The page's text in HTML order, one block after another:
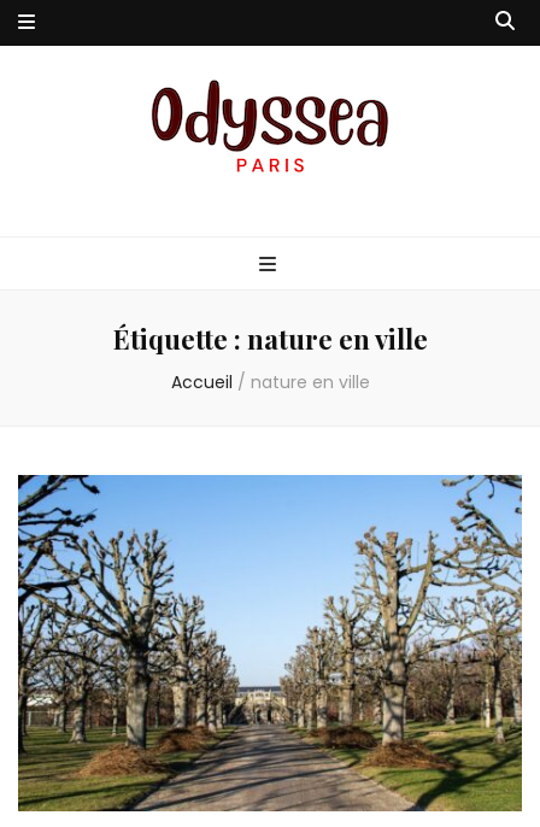
Étiquette : nature en ville
Accueil / nature en ville